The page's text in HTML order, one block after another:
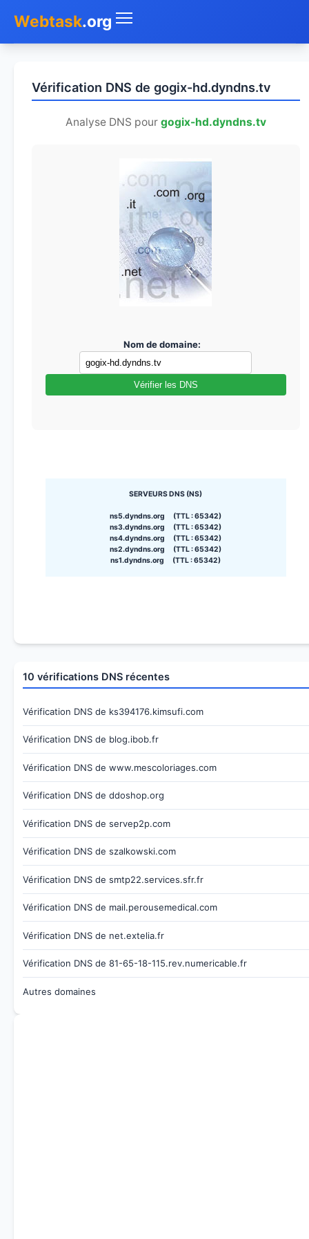
Webtask.org
Whois
Vérification DNS de gogix-hd.dyndns.tv
Analyse DNS pour gogix-hd.dyndns.tv
Nom de domaine:
Vérifier les DNS
SERVEURS DNS (NS)
ns5.dyndns.org (TTL : 65342)
ns3.dyndns.org (TTL : 65342)
ns4.dyndns.org (TTL : 65342)
ns2.dyndns.org (TTL : 65342)
ns1.dyndns.org (TTL : 65342)
10 vérifications DNS récentes
Vérification DNS de ks394176.kimsufi.com
Vérification DNS de blog.ibob.fr
Vérification DNS de www.mescoloriages.com
Vérification DNS de ddoshop.org
Vérification DNS de servep2p.com
Vérification DNS de szalkowski.com
Vérification DNS de smtp22.services.sfr.fr
Vérification DNS de mail.perousemedical.com
Vérification DNS de net.extelia.fr
Vérification DNS de 81-65-18-115.rev.numericable.fr
Autres domaines